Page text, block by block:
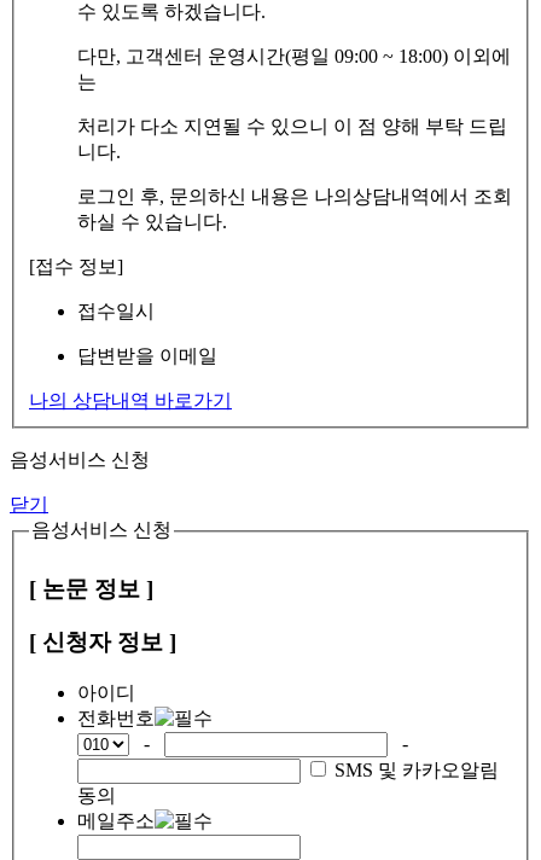
수 있도록 하겠습니다.
다만, 고객센터 운영시간(평일 09:00 ~ 18:00) 이외에
는
처리가 다소 지연될 수 있으니 이 점 양해 부탁 드립
니다.
로그인 후, 문의하신 내용은 나의상담내역에서 조회
하실 수 있습니다.
[접수 정보]
접수일시
답변받을 이메일
나의 상담내역 바로가기
음성서비스 신청
닫기
음성서비스 신청
[ 논문 정보 ]
[ 신청자 정보 ]
아이디
전화번호
-
-
SMS 및 카카오알림
동의
메일주소